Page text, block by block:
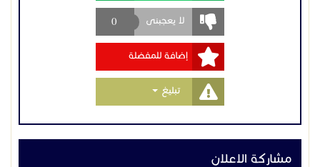
لا يعجبنى 0
إضافة للمفضلة
تبليغ Toggle Dropdown
مشاركة الاعلان